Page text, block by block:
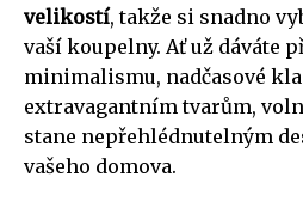
velikostí, takže si snadno
vaší koupelny. Ať už dáváte
minimalismu, nadčasové
extravagantním tvarům,
stane nepřehlédnutelným
vašeho domova.